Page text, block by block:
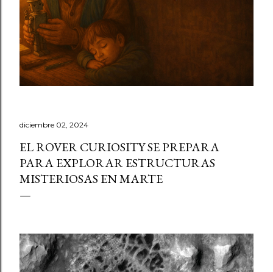
diciembre 02, 2024
EL ROVER CURIOSITY SE PREPARA
PARA EXPLORAR ESTRUCTURAS
MISTERIOSAS EN MARTE